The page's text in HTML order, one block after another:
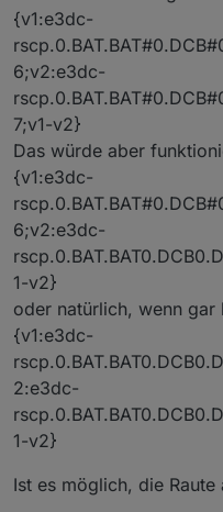
{v1:e3dc-
6;v2:e3dc-
7;v1-v2}
Das würde aber
{v1:e3dc-
6;v2:e3dc-
1-v2}
oder natürlich, wenn gar
{v1:e3dc-
2:e3dc-
1-v2}
Ist es möglich, die